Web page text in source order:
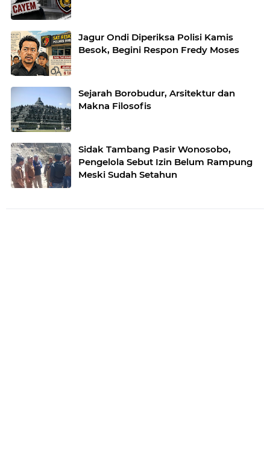
Jagur Ondi Diperiksa Polisi Kamis
Besok, Begini Respon Fredy Moses
Sejarah Borobudur, Arsitektur dan
Makna Filosofis
Sidak Tambang Pasir Wonosobo,
Pengelola Sebut Izin Belum Rampung
Meski Sudah Setahun